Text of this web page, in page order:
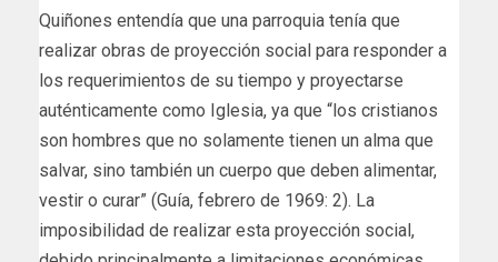
Quiñones entendía que una parroquia tenía que
realizar obras de proyección social para responder a
los requerimientos de su tiempo y proyectarse
auténticamente como Iglesia, ya que “los cristianos
son hombres que no solamente tienen un alma que
salvar, sino también un cuerpo que deben alimentar,
vestir o curar” (Guía, febrero de 1969: 2). La
imposibilidad de realizar esta proyección social,